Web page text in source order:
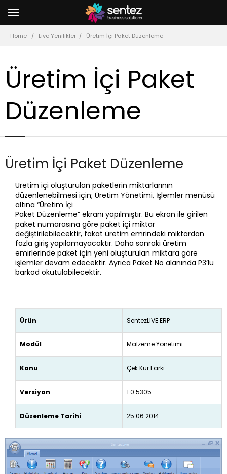
Home Live Yenilikler Üretim İçi Paket Düzenleme
Üretim İçi Paket
Düzenleme
Üretim İçi Paket Düzenleme
Üretim içi oluşturulan paketlerin miktarlarının
düzenlenebilmesi için; Üretim Yönetimi, İşlemler menüsü
altına “Üretim İçi
Paket Düzenleme” ekranı yapılmıştır. Bu ekran ile girilen
paket numarasına göre paket içi miktar
değiştirilebilecektir, fakat üretim emrindeki miktardan
fazla giriş yapılamayacaktır. Daha sonraki üretim
emirlerinde paket için yeni oluşturulan miktara göre
işlemler devam edecektir. Ayrıca Paket No alanında P3’lü
barkod okutulabilecektir.
Ürün SentezLIVE ERP
Modül Malzeme Yönetimi
Konu Çek Kur Farkı
Versiyon 1.0.5305
Düzenleme Tarihi 25.06.2014